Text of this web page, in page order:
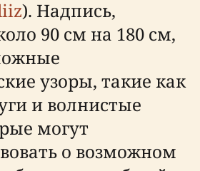
). Надпись,
90 см на 180 см,
узоры, такие как
и волнистые
могут
о возможном